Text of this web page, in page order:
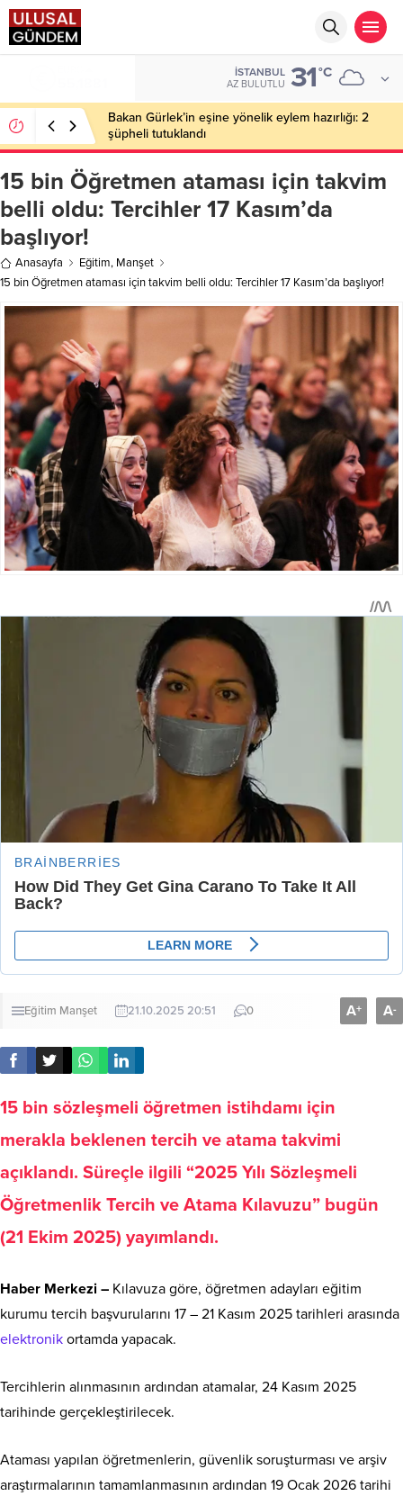
İSTANBUL
AZ BULUTLU 31°C
Bakan Gürlek’in eşine yönelik eylem hazırlığı: 2
şüpheli tutuklandı
15 bin Öğretmen ataması için takvim
belli oldu: Tercihler 17 Kasım’da
başlıyor!
Anasayfa Eğitim, Manşet
15 bin Öğretmen ataması için takvim belli oldu: Tercihler 17 Kasım’da başlıyor!
Eğitim Manşet 21.10.2025 20:51 0 A+ A-
15 bin sözleşmeli öğretmen istihdamı için
merakla beklenen tercih ve atama takvimi
açıklandı. Süreçle ilgili “2025 Yılı Sözleşmeli
Öğretmenlik Tercih ve Atama Kılavuzu” bugün
(21 Ekim 2025) yayımlandı.
Haber Merkezi – Kılavuza göre, öğretmen adayları eğitim
kurumu tercih başvurularını 17 – 21 Kasım 2025 tarihleri arasında
elektronik ortamda yapacak.
Tercihlerin alınmasının ardından atamalar, 24 Kasım 2025
tarihinde gerçekleştirilecek.
Ataması yapılan öğretmenlerin, güvenlik soruşturması ve arşiv
araştırmalarının tamamlanmasının ardından 19 Ocak 2026 tarihi